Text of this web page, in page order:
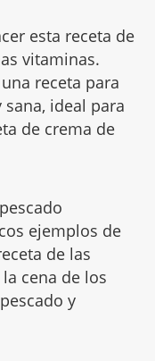
esta receta de
vitaminas.
receta para
ideal para
de crema de
ejemplos de
de las
cena de los
y